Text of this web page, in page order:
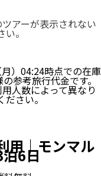
アーが表示されない
。
）04:24時点での在庫
参考旅行代金です。
人数によって異なり
ださい。
用｜モンマル
6日